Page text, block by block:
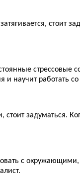
стоит
стрессовые
и научит работать
задуматься.
с